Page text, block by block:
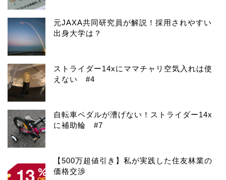
元JAXA共同研究員が解説！採用されやすい
出身大学は？
ストライダー14xにママチャリ空気入れは使
えない #4
自転車ペダルが漕げない！ストライダー14x
に補助輪 #7
【500万超値引き】私が実践した住友林業の
価格交渉